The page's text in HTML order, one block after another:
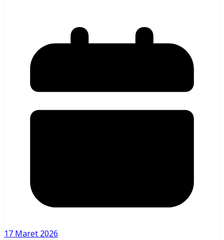
17 Maret 2026